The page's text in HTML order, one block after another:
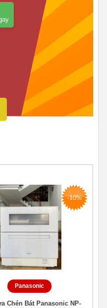
-10%
Panasonic
Chén Bát Panasonic NP-